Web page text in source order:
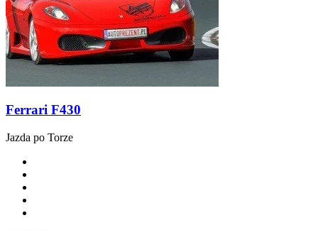
Ferrari F430
Jazda po Torze